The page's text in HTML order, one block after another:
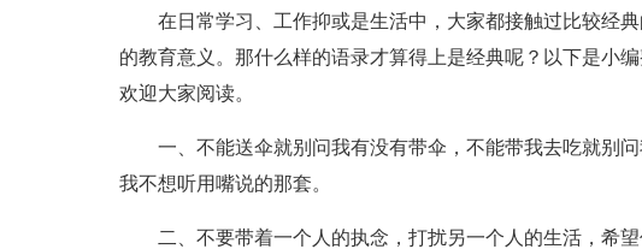
在日常学习、工作抑或是生活中，大家都接触过比较经
的教育意义。那什么样的语录才算得上是经典呢？以下是小
欢迎大家阅读。
一、不能送伞就别问我有没有带伞，不能带我去吃就别
我不想听用嘴说的那套。
二、不要带着一个人的执念，打扰另一个人的生活，希